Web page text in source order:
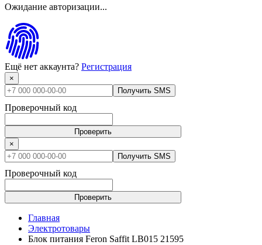
Ожидание авторизации...
Ещё нет аккаунта? Регистрация
×
Получить SMS
Проверочный код
Проверить
×
Получить SMS
Проверочный код
Проверить
Главная
Электротовары
Блок питания Feron Saffit LB015 21595